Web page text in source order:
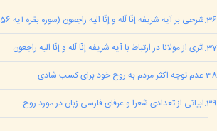
36
.شرحی بر آیه شریفه إنّا لّله و إنّا الیه راجعون (سوره بقره آیه 156)
37
.اثری از مولانا در ارتباط با آیه شریفه إنّا لّله و إنّا الیه راجعون
38
.عدم توجه اکثر مردم به روح خود برای کسب شادی
39
.ابیاتی از تعدادی شعرا و عرفای فارسی زبان در مورد روح